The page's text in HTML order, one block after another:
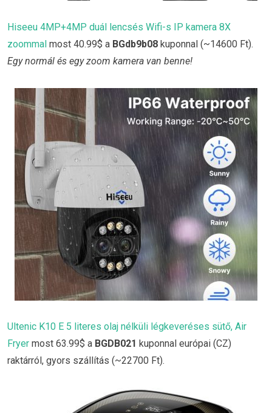
Hiseeu 4MP+4MP duál lencsés Wifi-s IP kamera 8X
zoommal most 40.99$ a BGdb9b08 kuponnal (~14600 Ft).
Egy normál és egy zoom kamera van benne!
Ultenic K10 E 5 literes olaj nélküli légkeveréses sütő, Air
Fryer most 63.99$ a BGDB021 kuponnal európai (CZ)
raktárról, gyors szállítás (~22700 Ft).